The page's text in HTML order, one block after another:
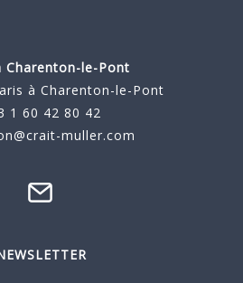
Charenton-le-Pont
à Charenton-le-Pont
1 60 42 80 42
muller.com